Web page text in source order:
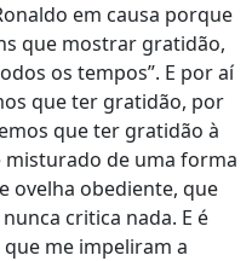
em causa porque
que mostrar gratidão,
os tempos”. E por aí
que ter gratidão, por
que ter gratidão à
misturado de uma forma
ovelha obediente, que
critica nada. E é
me impeliram a